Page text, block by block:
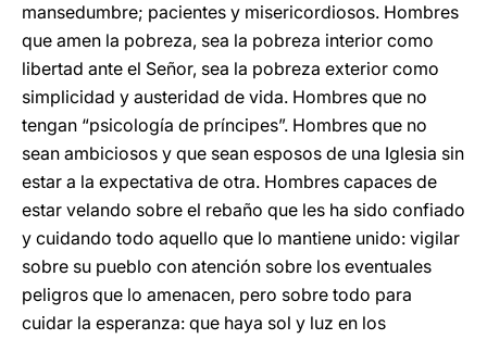
mansedumbre; pacientes y misericordiosos. Hombres
que amen la pobreza, sea la pobreza interior como
libertad ante el Señor, sea la pobreza exterior como
simplicidad y austeridad de vida. Hombres que no
tengan “psicología de príncipes”. Hombres que no
sean ambiciosos y que sean esposos de una Iglesia sin
estar a la expectativa de otra. Hombres capaces de
estar velando sobre el rebaño que les ha sido confiado
y cuidando todo aquello que lo mantiene unido: vigilar
sobre su pueblo con atención sobre los eventuales
peligros que lo amenacen, pero sobre todo para
cuidar la esperanza: que haya sol y luz en los